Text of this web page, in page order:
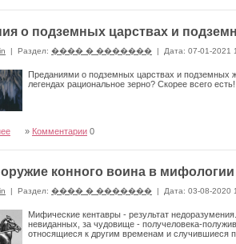
о подземных царствах и
| Раздел: ���� � ������� | Дата: 07-01-2021
Преданиями о подземных царствах и подземных
легендах рациональное зерно? Скорее всего
» Комментарии 0
оружие конного воина в
| Раздел: ���� � ������� | Дата: 03-08-2020
Мифические кентавры - результат
невиданных, за чудовище - получеловека-
относящиеся к другим временам и случившиеся